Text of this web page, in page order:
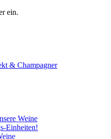
ein.
& Champagner
Weine
Einheiten!